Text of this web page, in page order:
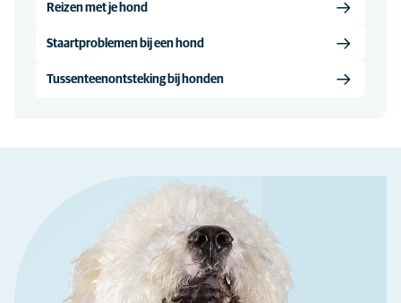
Reizen met je hond
Staartproblemen bij een hond
Tussenteenontsteking bij honden